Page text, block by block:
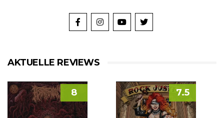
AKTUELLE REVIEWS
8 7.5